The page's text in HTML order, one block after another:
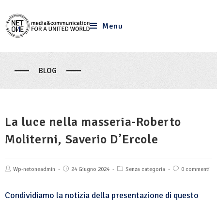
Menu
BLOG
La luce nella masseria-Roberto
Moliterni, Saverio D’Ercole
Wp-netoneadmin 24 Giugno 2024 Senza categoria 0 commenti
Condividiamo la notizia della presentazione di questo